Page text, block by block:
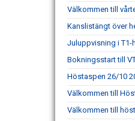
Välkommen till
Kanslistängt över
Juluppvisning i T1-
Bokningsstart till
Höstaspen 26/10
Välkommen till
Välkommen till